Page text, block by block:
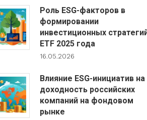
Роль ESG-факторов в
формировании
инвестиционных
ETF 2025 года
16.05.2026
Влияние ESG-инициатив на
доходность российских
компаний на фондовом
рынке